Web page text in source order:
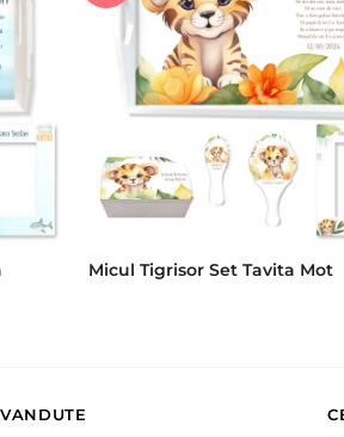
Micul Tigrisor Set Tavita Mot